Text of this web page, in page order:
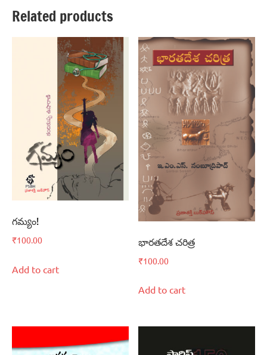
Related products
గమ్యం!
₹100.00
Add to cart
భారతదేశ చరిత్ర
₹100.00
Add to cart